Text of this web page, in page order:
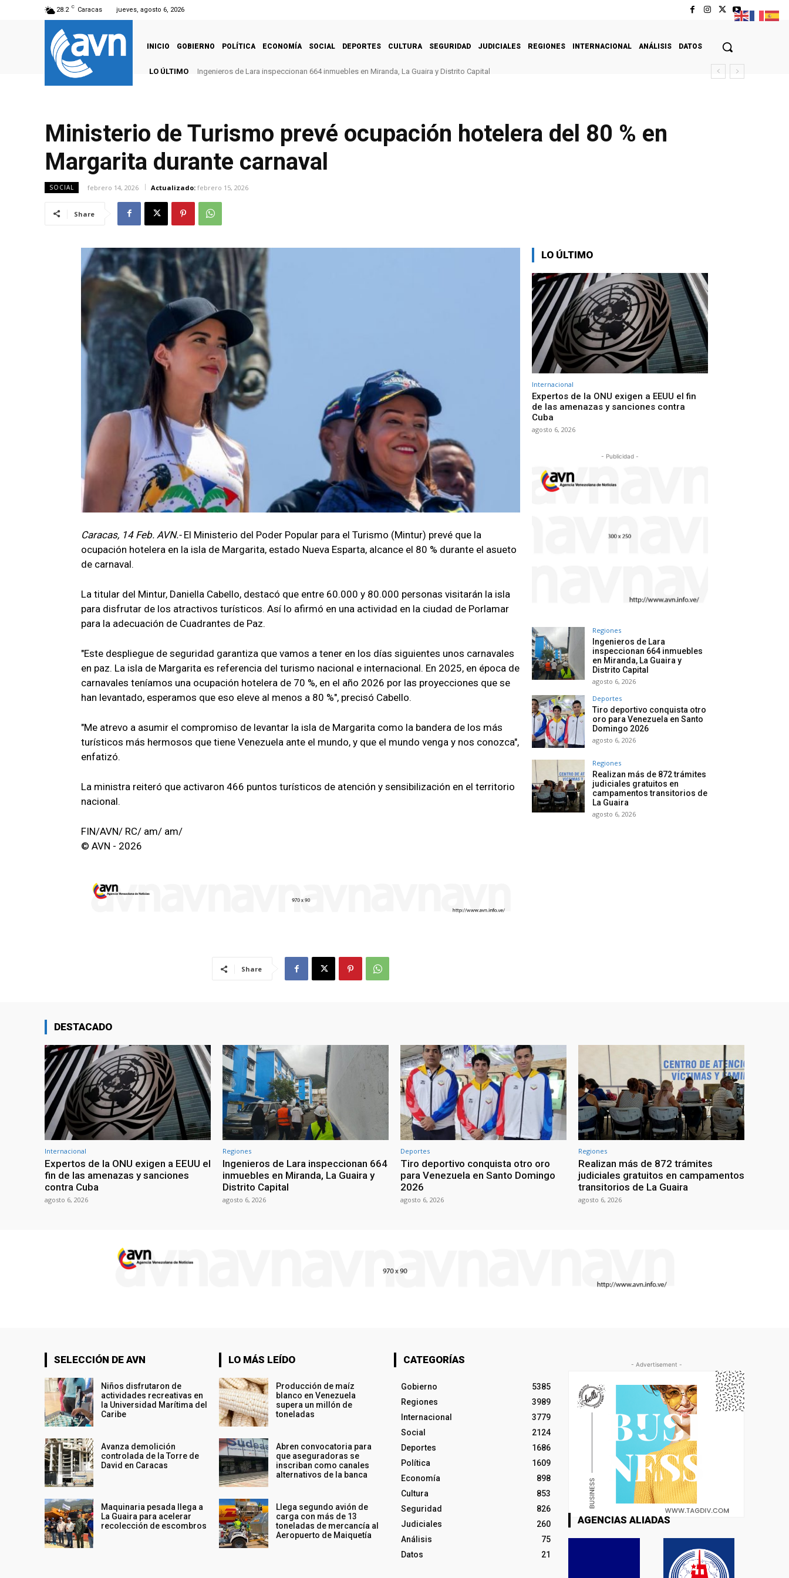
28.2 C Caracas jueves, agosto 6, 2026
INICIO GOBIERNO POLÍTICA ECONOMÍA SOCIAL DEPORTES CULTURA SEGURIDAD JUDICIALES REGIONES INTERNACIONAL ANÁLISIS DATOS
LO ÚLTIMO Ingenieros de Lara inspeccionan 664 inmuebles en Miranda, La Guaira y Distrito Capital
Ministerio de Turismo prevé ocupación hotelera del 80 % en
Margarita durante carnaval
SOCIAL febrero 14, 2026 Actualizado: febrero 15, 2026
Share
Caracas, 14 Feb. AVN.-El Ministerio del Poder Popular para el Turismo (Mintur) prevé que la
ocupación hotelera en la isla de Margarita, estado Nueva Esparta, alcance el 80 % durante el asueto
de carnaval.
La titular del Mintur, Daniella Cabello, destacó que entre 60.000 y 80.000 personas visitarán la isla
para disfrutar de los atractivos turísticos. Así lo afirmó en una actividad en la ciudad de Porlamar
para la adecuación de Cuadrantes de Paz.
"Este despliegue de seguridad garantiza que vamos a tener en los días siguientes unos carnavales
en paz. La isla de Margarita es referencia del turismo nacional e internacional. En 2025, en época de
carnavales teníamos una ocupación hotelera de 70 %, en el año 2026 por las proyecciones que se
han levantado, esperamos que eso eleve al menos a 80 %", precisó Cabello.
"Me atrevo a asumir el compromiso de levantar la isla de Margarita como la bandera de los más
turísticos más hermosos que tiene Venezuela ante el mundo, y que el mundo venga y nos conozca",
enfatizó.
La ministra reiteró que activaron 466 puntos turísticos de atención y sensibilización en el territorio
nacional.
FIN/AVN/ RC/ am/ am/
© AVN - 2026
Share
LO ÚLTIMO
Internacional
Expertos de la ONU exigen a EEUU el fin
de las amenazas y sanciones contra
Cuba
agosto 6, 2026
- Publicidad -
Regiones
Ingenieros de Lara
inspeccionan 664 inmuebles
en Miranda, La Guaira y
Distrito Capital
agosto 6, 2026
Deportes
Tiro deportivo conquista otro
oro para Venezuela en Santo
Domingo 2026
agosto 6, 2026
Regiones
Realizan más de 872 trámites
judiciales gratuitos en
campamentos transitorios de
La Guaira
agosto 6, 2026
DESTACADO
Internacional
Expertos de la ONU exigen a EEUU el
fin de las amenazas y sanciones
contra Cuba
agosto 6, 2026
Regiones
Ingenieros de Lara inspeccionan 664
inmuebles en Miranda, La Guaira y
Distrito Capital
agosto 6, 2026
Deportes
Tiro deportivo conquista otro oro
para Venezuela en Santo Domingo
2026
agosto 6, 2026
Regiones
Realizan más de 872 trámites
judiciales gratuitos en campamentos
transitorios de La Guaira
agosto 6, 2026
SELECCIÓN DE AVN
Niños disfrutaron de
actividades recreativas en
la Universidad Marítima del
Caribe
Avanza demolición
controlada de la Torre de
David en Caracas
Maquinaria pesada llega a
La Guaira para acelerar
recolección de escombros
LO MÁS LEÍDO
Producción de maíz
blanco en Venezuela
supera un millón de
toneladas
Abren convocatoria para
que aseguradoras se
inscriban como canales
alternativos de la banca
Llega segundo avión de
carga con más de 13
toneladas de mercancía al
Aeropuerto de Maiquetía
CATEGORÍAS
Gobierno
5385
Regiones
3989
Internacional
3779
Social
2124
Deportes
1686
Política
1609
Economía
898
Cultura
853
Seguridad
826
Judiciales
260
Análisis
75
Datos
21
- Advertisement -
AGENCIAS ALIADAS